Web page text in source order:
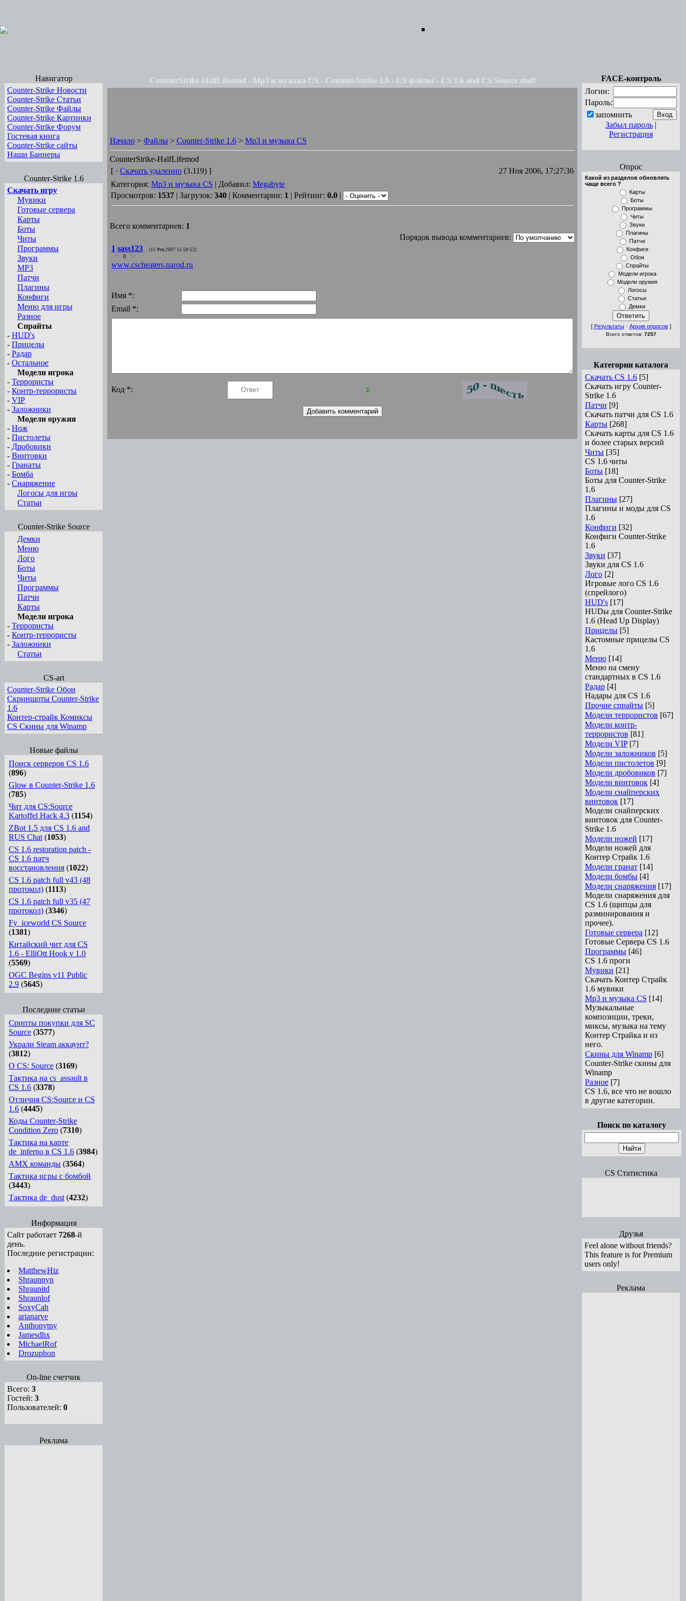
Навигатор
Counter-Strike Новости
Counter-Strike Cтатьи
Counter-Strike Файлы
Counter-Strike Картинки
Counter-Strike Форум
Гостевая книга
Counter-Strike сайты
Наши Баннеры
Counter-Strike 1.6
Скачать игру
Мувики
Готовые сервера
Карты
Боты
Читы
Программы
Звуки
MP3
Патчи
Плагины
Конфиги
Меню для игры
Разное
Спрайты
- HUD's
- Прицелы
- Радар
- Остальное
Модели игрока
- Террористы
- Контр-террористы
- VIP
- Заложники
Модели оружия
- Нож
- Пистолеты
- Дробовики
- Винтовки
- Гранаты
- Бомба
- Снаряжение
Логосы для игры
Статьи
Counter-Strike Source
Демки
Меню
Лого
Боты
Читы
Программы
Патчи
Карты
Модели игрока
- Террористы
- Контр-террористы
- Заложники
Статьи
CS-art
Counter-Strike Обои
Скриншоты Counter-Strike
1.6
Контер-страйк Комиксы
CS Скины для Winamp
Новые файлы
Поиск серверов CS 1.6
(896)
Glow в Counter-Strike 1.6
(785)
Чит для CS:Source
Kartoffel Hack 4.3 (1154)
ZBot 1.5 для CS 1.6 and
RUS Chat (1053)
CS 1.6 restoration patch -
CS 1.6 патч
восстановления (1022)
CS 1.6 patch full v43 (48
протокол) (1113)
CS 1.6 patch full v35 (47
протокол) (3346)
Fy_iceworld CS Source
(1381)
Китайский чит для CS
1.6 - ElliOtt Hook v 1.0
(5569)
OGC Begins v11 Public
2.9 (5645)
Последние статьи
Срипты покупки для SC
Source (3577)
Украли Steam аккаунт?
(3812)
О CS: Source (3169)
Тактика на cs_assault в
CS 1.6 (3378)
Отличия CS:Source и CS
1.6 (4445)
Коды Counter-Strike
Condition Zero (7310)
Тактика на карте
de_inferno в CS 1.6 (3984)
AMX команды (3564)
Тактика игры с бомбой
(3443)
Тактика de_dust (4232)
Информация
Сайт работает 7268-й
день.
Последние регистрации:
MatthewHiz
Shraunnyn
Shraunitd
Shraunlof
SoxyCah
arianarve
Anthonytny
Jamesdhx
MichaelRof
Drozuphon
On-line счетчик
Всего: 3
Гостей: 3
Пользователей: 0
Реклама
CounterStrike-HalfLifemod - Mp3 и музыка CS - Counter-Strike 1.6 - CS файлы - CS 1.6 and CS Source stuff
Начало > Файлы > Counter-Strike 1.6 > Mp3 и музыка CS
CounterStrike-HalfLifemod
[ · Скачать удаленно (3.119) ]
27 Ноя 2006, 17:27:36
Категория: Mp3 и музыка CS | Добавил: Megabyte
Просмотров: 1537 | Загрузок: 340 | Комментарии: 1 | Рейтинг: 0.0 |
Всего комментариев: 1
Порядок вывода комментариев:
1 sass123 (15 Фев 2007 15:58:52)
0
www.cscheaters.narod.ru
Имя *:
Email *:
Код *:
FACE-контроль
Логин:
Пароль:
запомнить
Забыл пароль |
Регистрация
Опрос
Какой из разделов обновлять
чаще всего ?
Карты
Боты
Программы
Читы
Звуки
Плагины
Патчи
Конфиги
Обои
Спрайты
Модели игрока
Модели оружия
Логосы
Статьи
Демки
[ Результаты· Архив опросов]
Всего ответов: 7257
Категории каталога
Скачать CS 1.6 [5]
Скачать игру Counter-
Strike 1.6
Патчи [9]
Скачать патчи для CS 1.6
Карты [268]
Скачать карты для CS 1.6
и более старых версий
Читы [35]
CS 1.6 читы
Боты [18]
Боты для Counter-Strike
1.6
Плагины [27]
Плагины и моды для CS
1.6
Конфиги [32]
Конфиги Сounter-Strike
1.6
Звуки [37]
Звуки для CS 1.6
Лого [2]
Игровые лого CS 1.6
(спрейлого)
HUD's [17]
HUDы для Counter-Strike
1.6 (Head Up Display)
Прицелы [5]
Кастомные прицелы CS
1.6
Меню [14]
Меню на смену
стандартных в CS 1.6
Радар [4]
Hадары для CS 1.6
Прочие спрайты [5]
Модели террористов [67]
Модели контр-
террористов [81]
Модели VIP [7]
Модели заложников [5]
Модели пистолетов [9]
Модели дробовиков [7]
Модели винтовок [4]
Модели снайперских
винтовок [17]
Модели снайперских
винтовок для Counter-
Strike 1.6
Модели ножей [17]
Модели ножей для
Контер Страйк 1.6
Модели гранат [14]
Модели бомбы [4]
Модели снаряжения [17]
Модели снаряжения для
CS 1.6 (щипцы для
разминирования и
прочее).
Готовые сервера [12]
Готовые Сервера CS 1.6
Программы [46]
CS 1.6 проги
Мувики [21]
Скачать Контер Страйк
1.6 мувики
Mp3 и музыка CS [14]
Музыкальные
композиции, треки,
миксы, музыка на тему
Контер Страйка и из
него.
Скины для Winamp [6]
Counter-Strike cкины для
Winamp
Разное [7]
CS 1.6, все что не вошло
в другие категории.
Поиск по каталогу
CS Статистика
Друзья
Feel alone without friends?
This feature is for Premium
users only!
Реклама